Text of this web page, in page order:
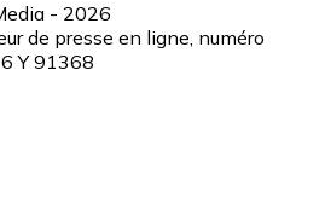
- 2026
de presse en ligne, numéro
Y 91368